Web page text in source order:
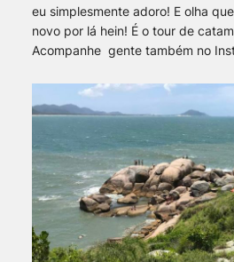
eu simplesmente adoro! E olha
novo por lá hein! É o tour de
Acompanhe gente também no